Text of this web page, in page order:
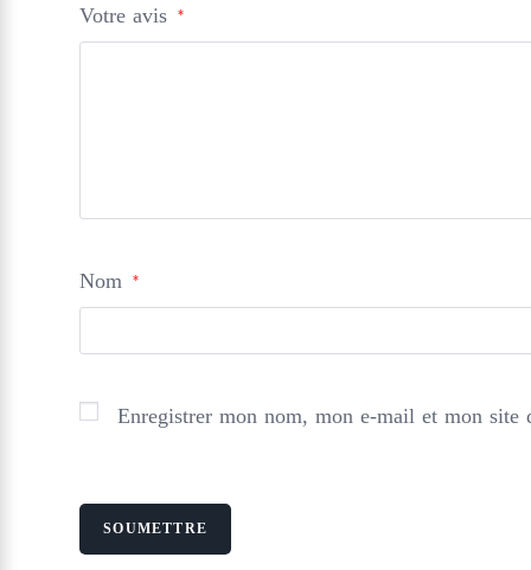
Votre avis *
Nom *
Enregistrer mon nom, mon e-mail et mon